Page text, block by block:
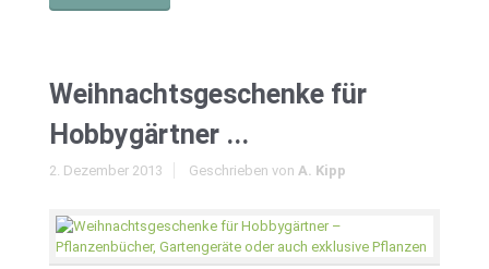
Weihnachtsgeschenke für
Hobbygärtner ...
2. Dezember 2013 Geschrieben von A. Kipp